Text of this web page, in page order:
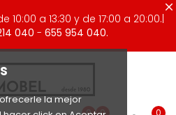
la mejor
10:00 a 13:30 y de 17:00 a 20:00.|
040 - 655 954 040.
0 0 0